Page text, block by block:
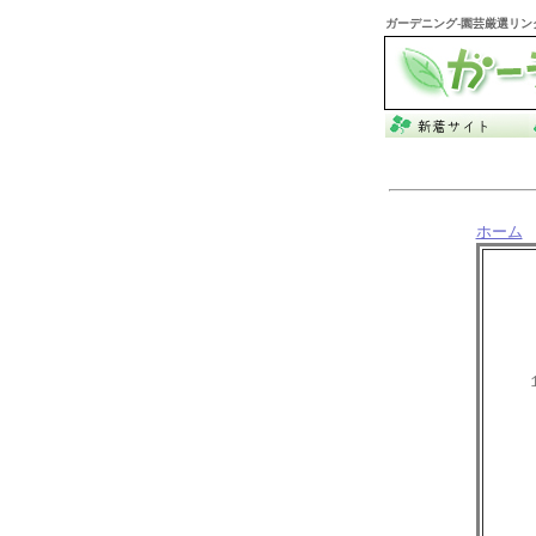
ガーデニング-園芸厳選リ
ホーム